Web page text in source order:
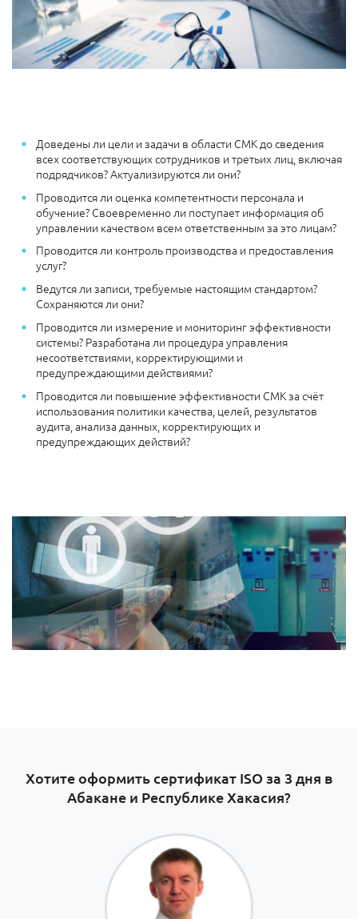
Доведены ли цели и задачи в области СМК до сведения
всех соответствующих сотрудников и третьих лиц, включая
подрядчиков? Актуализируются ли они?
Проводится ли оценка компетентности персонала и
обучение? Своевременно ли поступает информация об
управлении качеством всем ответственным за это лицам?
Проводится ли контроль производства и предоставления
услуг?
Ведутся ли записи, требуемые настоящим стандартом?
Сохраняются ли они?
Проводится ли измерение и мониторинг эффективности
системы? Разработана ли процедура управления
несоответствиями, корректирующими и
предупреждающими действиями?
Проводится ли повышение эффективности СМК за счёт
использования политики качества, целей, результатов
аудита, анализа данных, корректирующих и
предупреждающих действий?
Хотите оформить сертификат ISO за 3 дня в
Абакане и Республике Хакасия?